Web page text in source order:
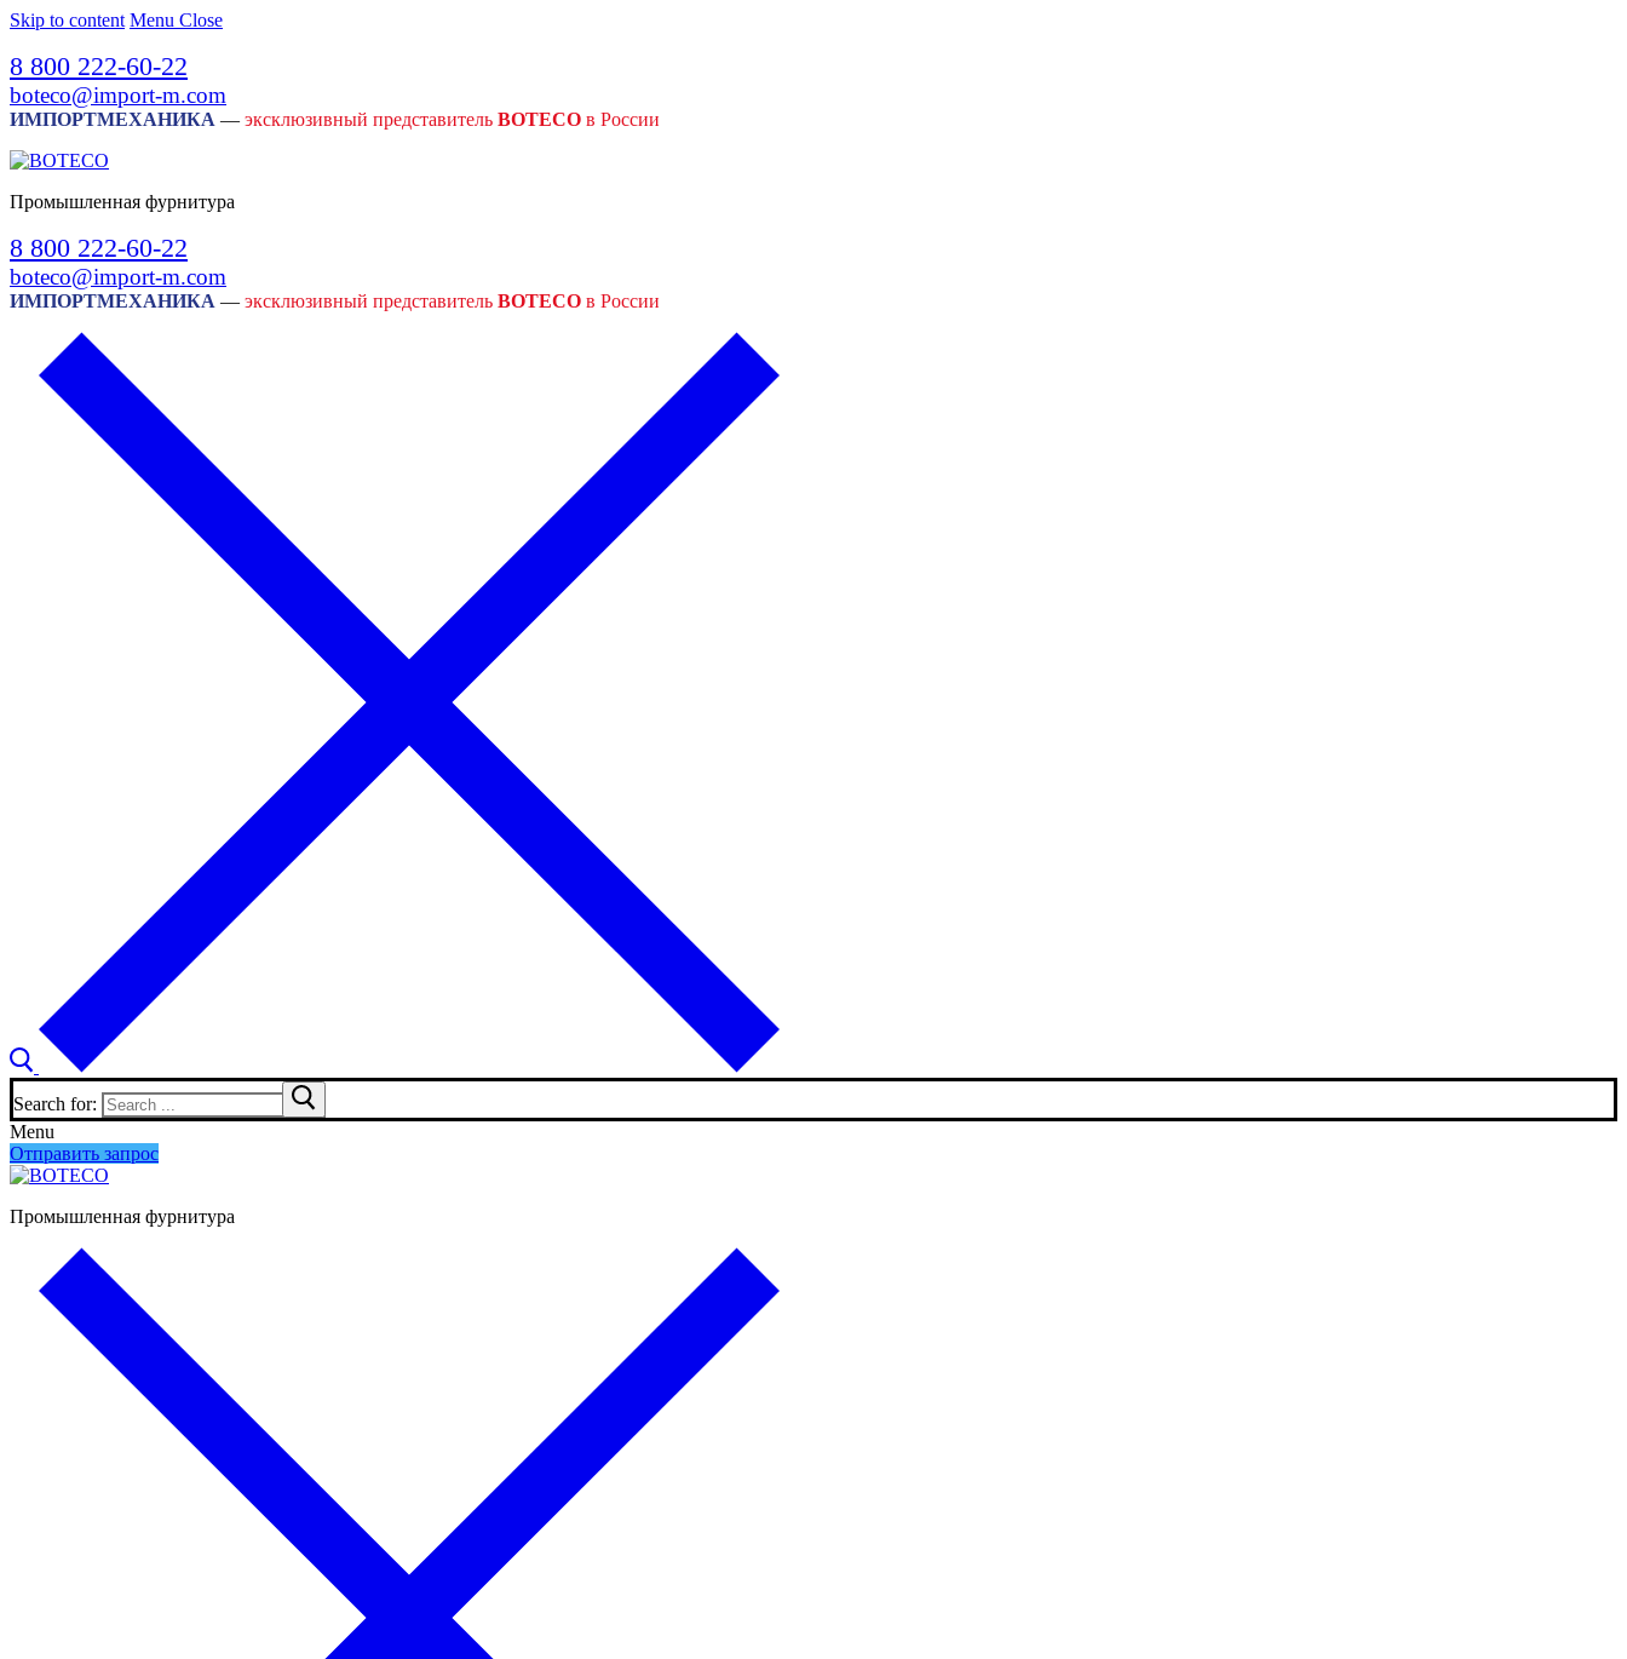
Skip to content Menu Close
8 800 222-60-22
boteco@import-m.com
ИМПОРТМЕХАНИКА — эксклюзивный представитель BOTECO в России
Промышленная фурнитура
8 800 222-60-22
boteco@import-m.com
ИМПОРТМЕХАНИКА — эксклюзивный представитель BOTECO в России
Search for:
Menu
Отправить запрос
Промышленная фурнитура